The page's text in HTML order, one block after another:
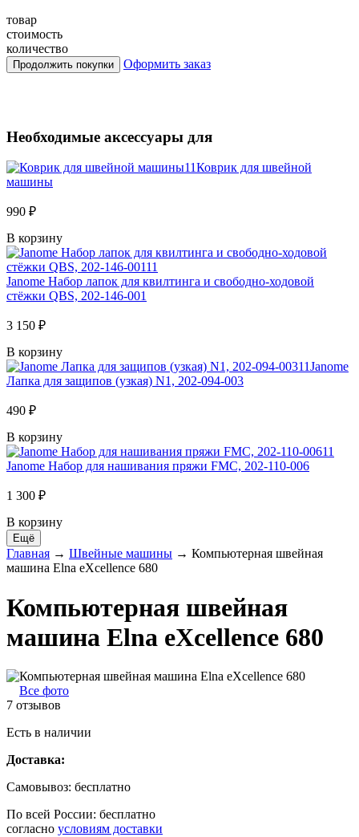
товар
стоимость
количество
Оформить заказ
Необходимые аксессуары для
Коврик для швейной
машины
990 ₽
В корзину
Janome Набор лапок для квилтинга и свободно-ходовой
стёжки QBS, 202-146-001
3 150 ₽
В корзину
Janome
Лапка для защипов (узкая) N1, 202-094-003
490 ₽
В корзину
Janome Набор для нашивания пряжи FMC, 202-110-006
1 300 ₽
В корзину
Главная → Швейные машины → Компьютерная швейная
машина Elna eXcellence 680
Компьютерная швейная
машина Elna eXcellence 680
Все фото
7 отзывов
Есть в наличии
Доставка:
Самовывоз: бесплатно
По всей России: бесплатно
согласно условиям доставки